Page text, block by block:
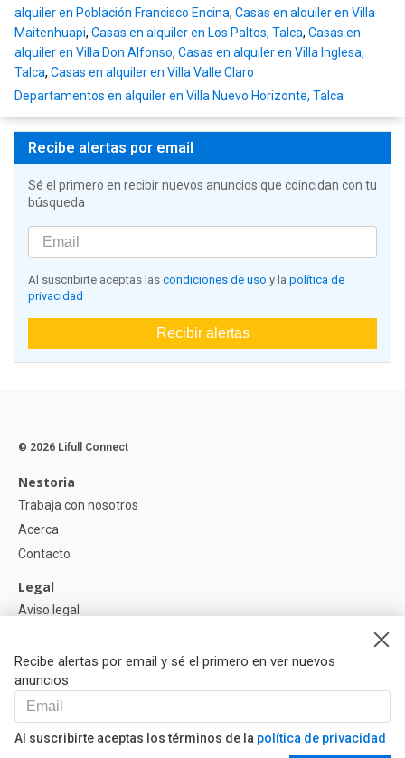
alquiler en Población Francisco Encina, Casas en alquiler en Villa
Maitenhuapi, Casas en alquiler en Los Paltos, Talca, Casas en
alquiler en Villa Don Alfonso, Casas en alquiler en Villa Inglesa,
Talca, Casas en alquiler en Villa Valle Claro
Departamentos en alquiler en Villa Nuevo Horizonte, Talca
Recibe alertas por email
Sé el primero en recibir nuevos anuncios que coincidan con tu
búsqueda
Al suscribirte aceptas las condiciones de uso y la política de
privacidad
Recibir alertas
Recibe alertas por email y sé el primero en ver nuevos
anuncios
Al suscribirte aceptas los términos de la política de privacidad
© 2026 Lifull Connect
Nestoria
Trabaja con nosotros
Acerca
Contacto
Legal
Aviso legal
Política de Cookies
Ayuda
Preguntas
Nuestros Partners